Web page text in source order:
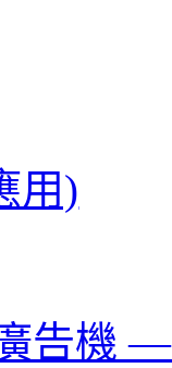
用)
告機